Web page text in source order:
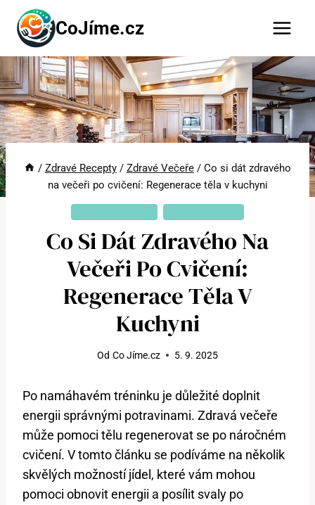
Přeskočit
obsah
CoJíme.cz
/ Zdravé Recepty / Zdravé Večeře / Co si dát zdravého
na večeři po cvičení: Regenerace těla v kuchyni
Co Si Dát Zdravého Na
Večeři Po Cvičení:
Regenerace Těla V
Kuchyni
Od Co Jíme.cz 5. 9. 2025
Po namáhavém tréninku je důležité doplnit
energii správnými potravinami. Zdravá večeře
může pomoci tělu regenerovat se po náročném
cvičení. V tomto článku se podíváme na několik
skvělých možností jídel, které vám mohou
pomoci obnovit energii a posílit svaly po